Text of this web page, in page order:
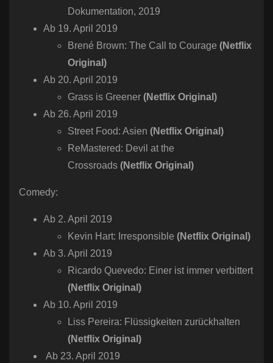
Dokumentation, 2019
Ab 19. April 2019
Brené Brown: The Call to Courage (Netflix
Original)
Ab 20. April 2019
Grass is Greener (Netflix Original)
Ab 26. April 2019
Street Food: Asien (Netflix Original)
ReMastered: Devil at the
Crossroads (Netflix Original)
Comedy:
Ab 2. April 2019
Kevin Hart: Irresponsible (Netflix Original)
Ab 3. April 2019
Ricardo Quevedo: Einer ist immer verbittert
(Netflix Original)
Ab 10. April 2019
Liss Pereira: Flüssigkeiten zurückhalten
(Netflix Original)
Ab 23. April 2019